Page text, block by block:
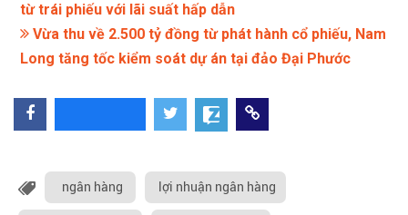
từ trái phiếu với lãi suất hấp dẫn
Vừa thu về 2.500 tỷ đồng từ phát hành cổ phiếu, Nam
Long tăng tốc kiểm soát dự án tại đảo Đại Phước
ngân hàng lợi nhuận ngân hàng